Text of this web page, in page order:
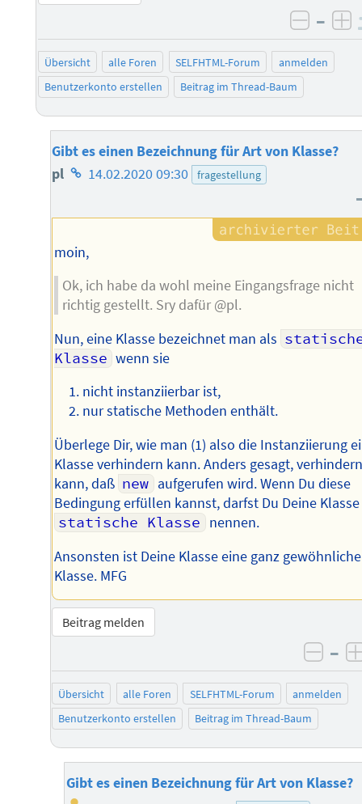
–
Übersicht alle Foren SELFHTML-Forum
anmelden
Benutzerkonto erstellen
Beitrag im Thread-Baum
Gibt es einen Bezeichnung für Art von Klasse?
pl Homepage
Autors
14.02.2020 09:30 fragestellung
moin,
Ok, ich habe da wohl meine Eingangsfrage nicht
richtig gestellt. Sry dafür @pl.
Nun, eine Klasse bezeichnet man als
Klasse wenn sie
nicht instanziierbar ist,
nur statische Methoden enthält.
Überlege Dir, wie man (1) also die Instanziierung
Klasse verhindern kann. Anders gesagt,
kann, daß new aufgerufen wird. Wenn Du diese
Bedingung erfüllen kannst, darfst Du Deine
statische Klasse nennen.
Ansonsten ist Deine Klasse eine ganz gewöhnliche
Klasse. MFG
Beitrag melden
–
Übersicht alle Foren SELFHTML-Forum
anmelden
Benutzerkonto erstellen
Beitrag im Thread-Baum
Gibt es einen Bezeichnung für Art von Klasse?